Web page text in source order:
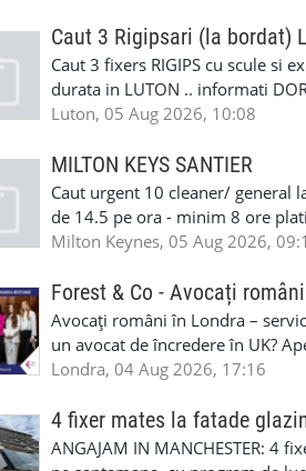
#mecanicmoldoveanlondra
status obligatoriu •varsta
compania aplica pentru
•oferim: - training platit (3 zile-
nedeterminata. -full time/ part-
masinii). Acceptam cu permis
Enfield - Weybridge - Romford -
programari la interviu apelati
Caut 3 Rigipsari (la bordat)
Caut 3 fixers RIGIPS cu scule si
durata in LUTON .. informati
Luton, 05 Aug 2026, 10:08
MILTON KEYS SANTIER
Caut urgent 10 cleaner/ general
de 14.5 pe ora - minim 8 ore
la Amazon. Munca este usoara,
SAPTAMANALA Contact: +44
interesati
Milton Keynes, 05 Aug 2026,
Forest & Co - Avocați
Avocați români în Londra –
un avocat de încredere în UK?
Solicitors, indiferent că ai nevoie
familiei (divorț, custodie, partaj)
Servicii pentru companii: •
• Imigrație pentru afaceri și
Londra, 04 Aug 2026, 17:16
4 fixer mates la fatade
ANGAJAM IN MANCHESTER: